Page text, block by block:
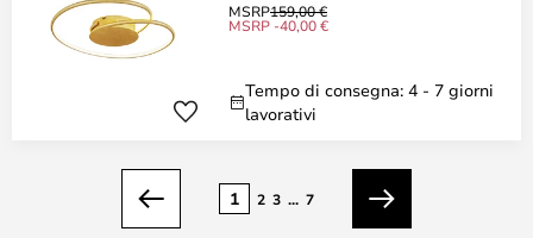
MSRP159,00 €
MSRP -40,00 €
Tempo di consegna: 4 - 7 giorni
lavorativi
Precedente
1 2 3 ... 7
Prossimo